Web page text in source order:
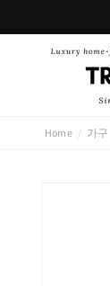
뛰기
Home / 가구